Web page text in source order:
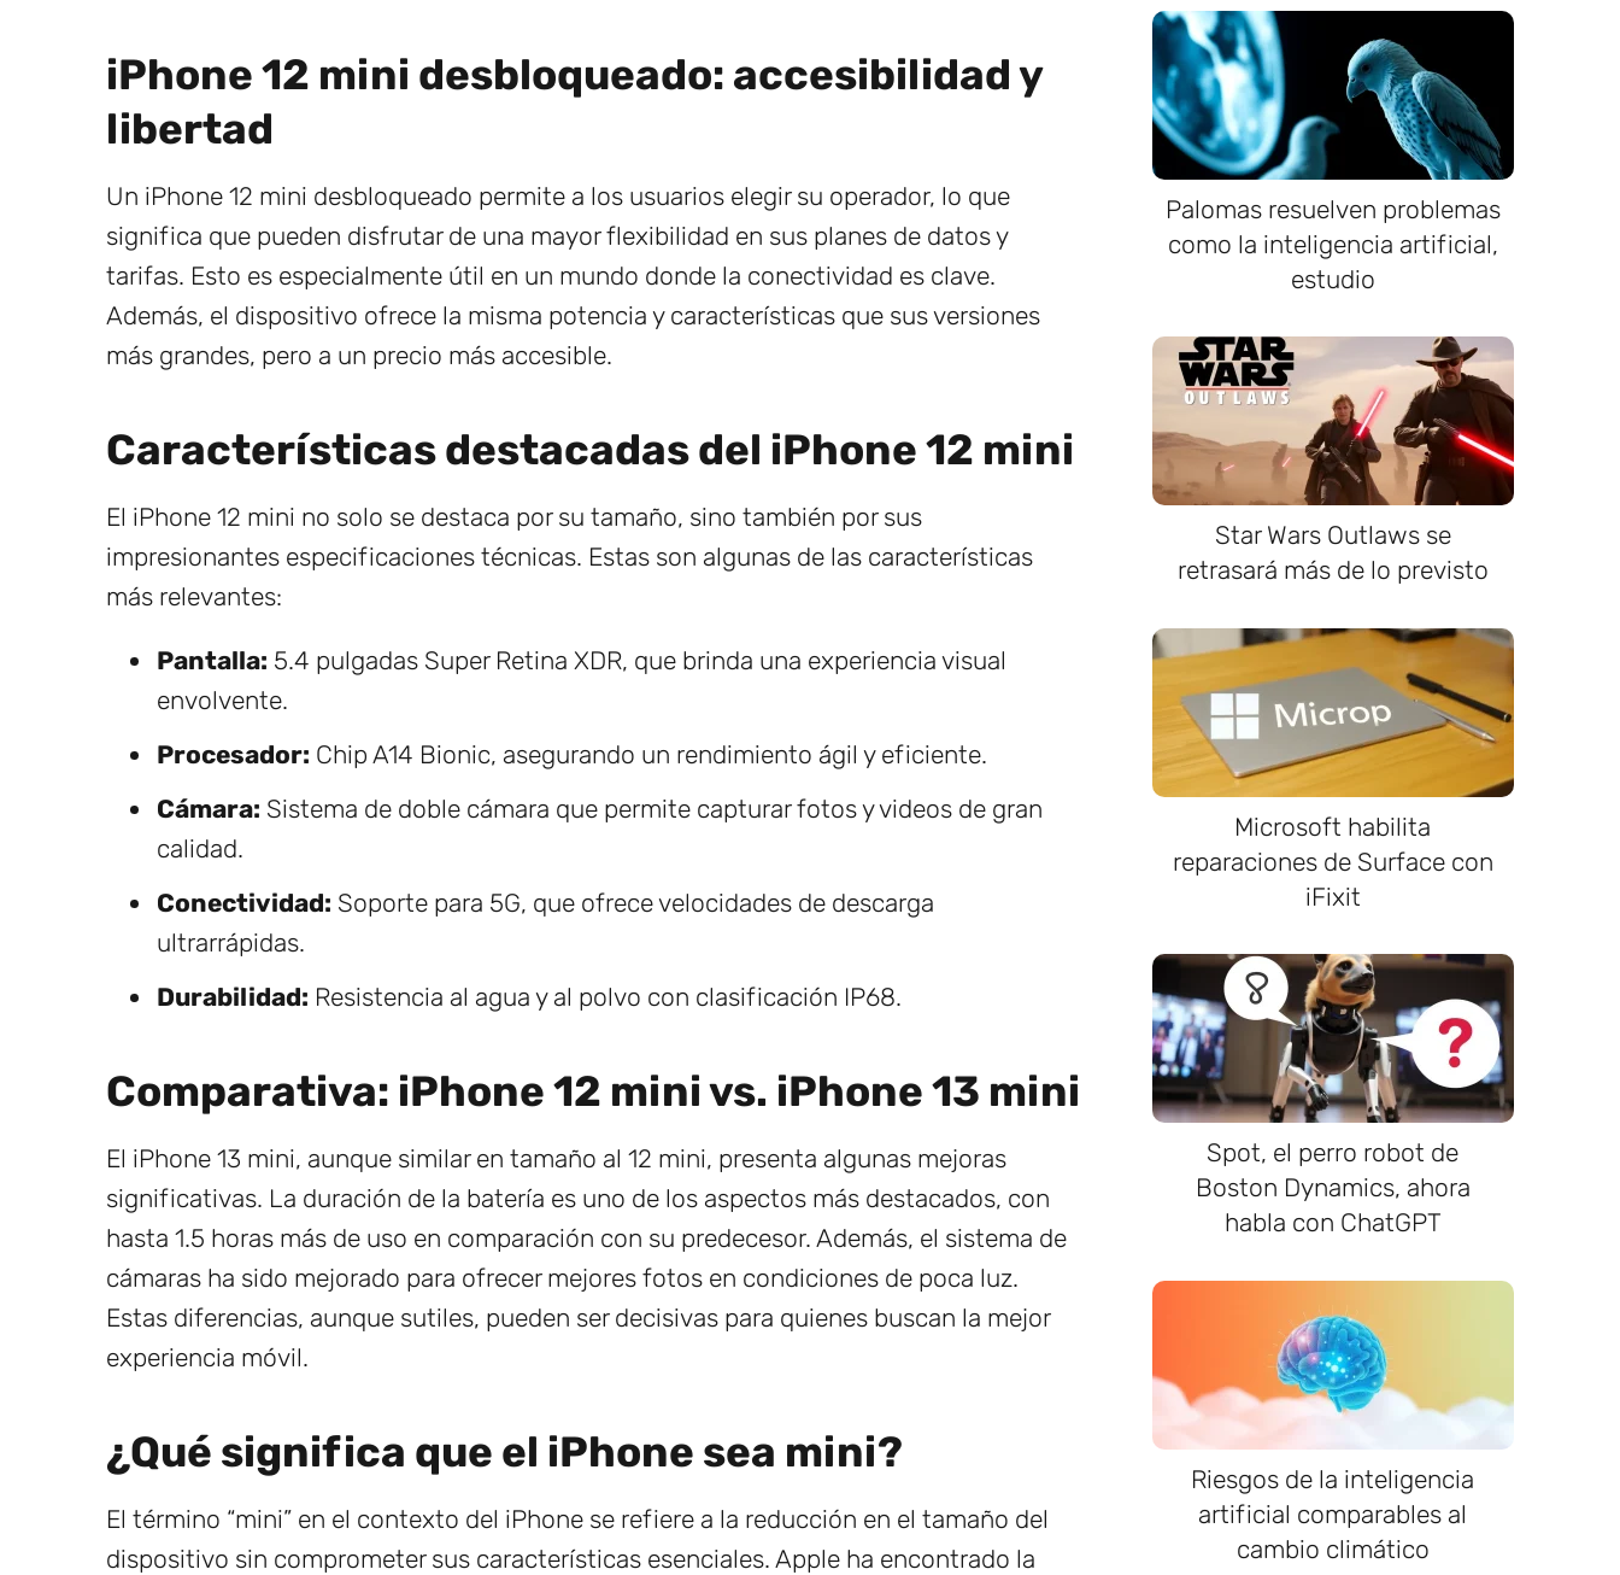
iPhone 12 mini desbloqueado: accesibilidad y
libertad
Un iPhone 12 mini desbloqueado permite a los usuarios elegir su operador, lo que
significa que pueden disfrutar de una mayor flexibilidad en sus planes de datos y
tarifas. Esto es especialmente útil en un mundo donde la conectividad es clave.
Además, el dispositivo ofrece la misma potencia y características que sus versiones
más grandes, pero a un precio más accesible.
Características destacadas del iPhone 12 mini
El iPhone 12 mini no solo se destaca por su tamaño, sino también por sus
impresionantes especificaciones técnicas. Estas son algunas de las características
más relevantes:
Pantalla: 5.4 pulgadas Super Retina XDR, que brinda una experiencia visual
envolvente.
Procesador: Chip A14 Bionic, asegurando un rendimiento ágil y eficiente.
Cámara: Sistema de doble cámara que permite capturar fotos y videos de gran
calidad.
Conectividad: Soporte para 5G, que ofrece velocidades de descarga
ultrarrápidas.
Durabilidad: Resistencia al agua y al polvo con clasificación IP68.
Comparativa: iPhone 12 mini vs. iPhone 13 mini
El iPhone 13 mini, aunque similar en tamaño al 12 mini, presenta algunas mejoras
significativas. La duración de la batería es uno de los aspectos más destacados, con
hasta 1.5 horas más de uso en comparación con su predecesor. Además, el sistema de
cámaras ha sido mejorado para ofrecer mejores fotos en condiciones de poca luz.
Estas diferencias, aunque sutiles, pueden ser decisivas para quienes buscan la mejor
experiencia móvil.
¿Qué significa que el iPhone sea mini?
El término “mini” en el contexto del iPhone se refiere a la reducción en el tamaño del
dispositivo sin comprometer sus características esenciales. Apple ha encontrado la
Palomas resuelven problemas
como la inteligencia artificial,
estudio
Star Wars Outlaws se
retrasará más de lo previsto
Microsoft habilita
reparaciones de Surface con
iFixit
Spot, el perro robot de
Boston Dynamics, ahora
habla con ChatGPT
Riesgos de la inteligencia
artificial comparables al
cambio climático